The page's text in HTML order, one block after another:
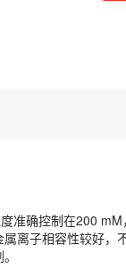
涡旋混匀，确保溶
水或实验体系中的
及经过高压灭菌的
准确控制在200
离子相容性较好